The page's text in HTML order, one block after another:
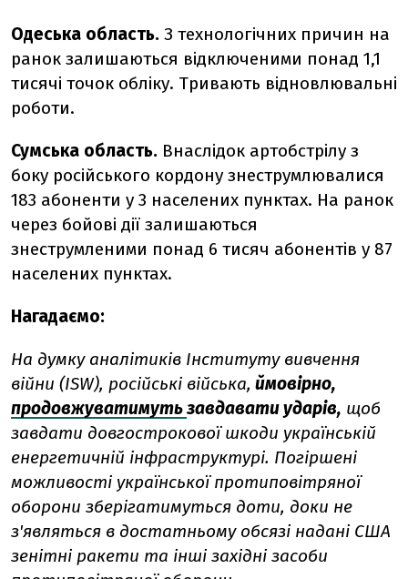
Одеська область. З технологічних причин на
ранок залишаються відключеними понад 1,1
тисячі точок обліку. Тривають відновлювальні
роботи.
Сумська область. Внаслідок артобстрілу з
боку російського кордону знеструмлювалися
183 абоненти у 3 населених пунктах. На ранок
через бойові дії залишаються
знеструмленими понад 6 тисяч абонентів у 87
населених пунктах.
Нагадаємо:
На думку аналітиків Інституту вивчення
війни (ISW), російські війська, ймовірно,
продовжуватимутьзавдавати ударів, щоб
завдати довгострокової шкоди українській
енергетичній інфраструктурі. Погіршені
можливості української протиповітряної
оборони зберігатимуться доти, доки не
з'являться в достатньому обсязі надані США
зенітні ракети та інші західні засоби